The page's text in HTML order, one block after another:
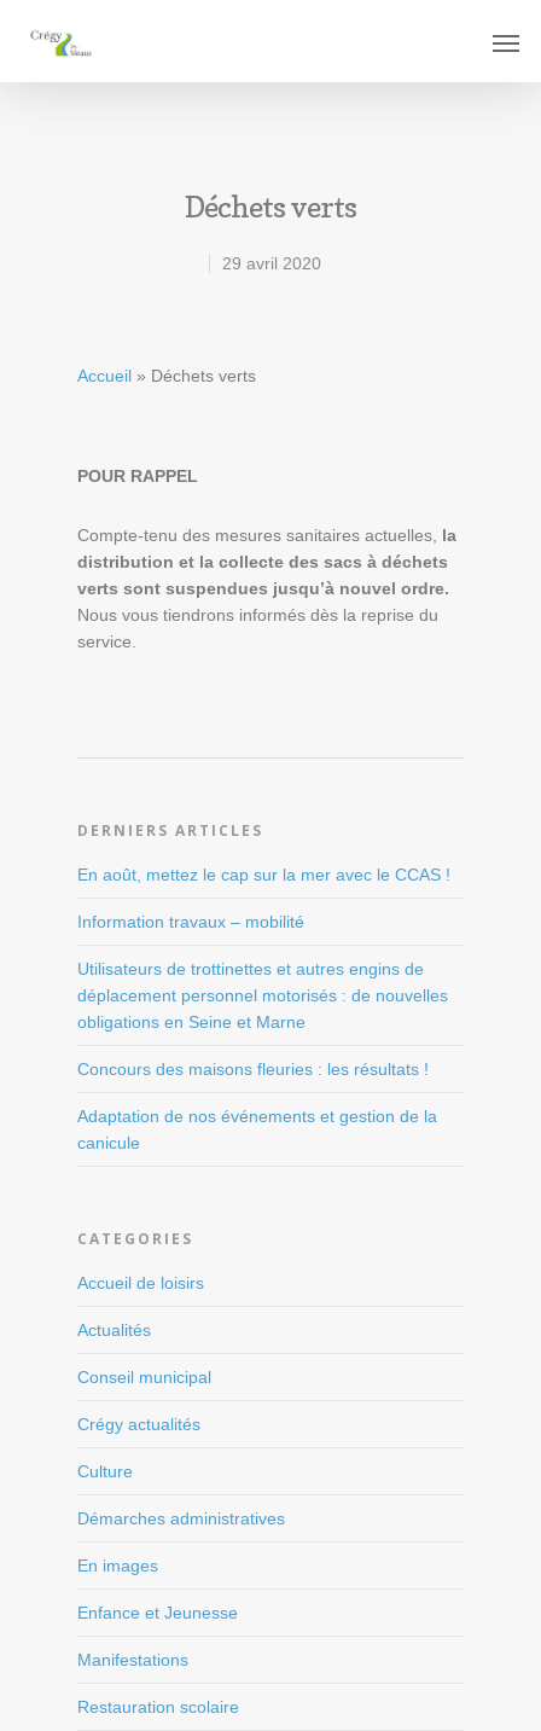
Déchets verts
29 avril 2020
Accueil » Déchets verts
POUR RAPPEL
Compte-tenu des mesures sanitaires actuelles, la
distribution et la collecte des sacs à déchets
verts sont suspendues jusqu’à nouvel ordre.
Nous vous tiendrons informés dès la reprise du
service.
DERNIERS ARTICLES
En août, mettez le cap sur la mer avec le CCAS !
Information travaux – mobilité
Utilisateurs de trottinettes et autres engins de
déplacement personnel motorisés : de nouvelles
obligations en Seine et Marne
Concours des maisons fleuries : les résultats !
Adaptation de nos événements et gestion de la
canicule
CATEGORIES
Accueil de loisirs
Actualités
Conseil municipal
Crégy actualités
Culture
Démarches administratives
En images
Enfance et Jeunesse
Manifestations
Restauration scolaire